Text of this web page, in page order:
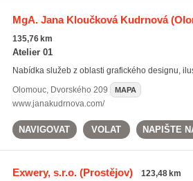
MgA. Jana Kloučková Kudrnová
135,76 km
Atelier 01
Nabídka služeb z oblasti grafického designu,
Olomouc, Dvorského 209 MAPA
www.janakudrnova.com/
NAVIGOVAT VOLAT NAPIŠTE
Exwery, s.r.o.(Prostějov) 123,48 km